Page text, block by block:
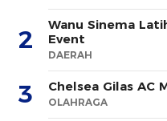
2
Wanu Sinema
Event
DAERAH
3 Chelsea Gilas AC
OLAHRAGA